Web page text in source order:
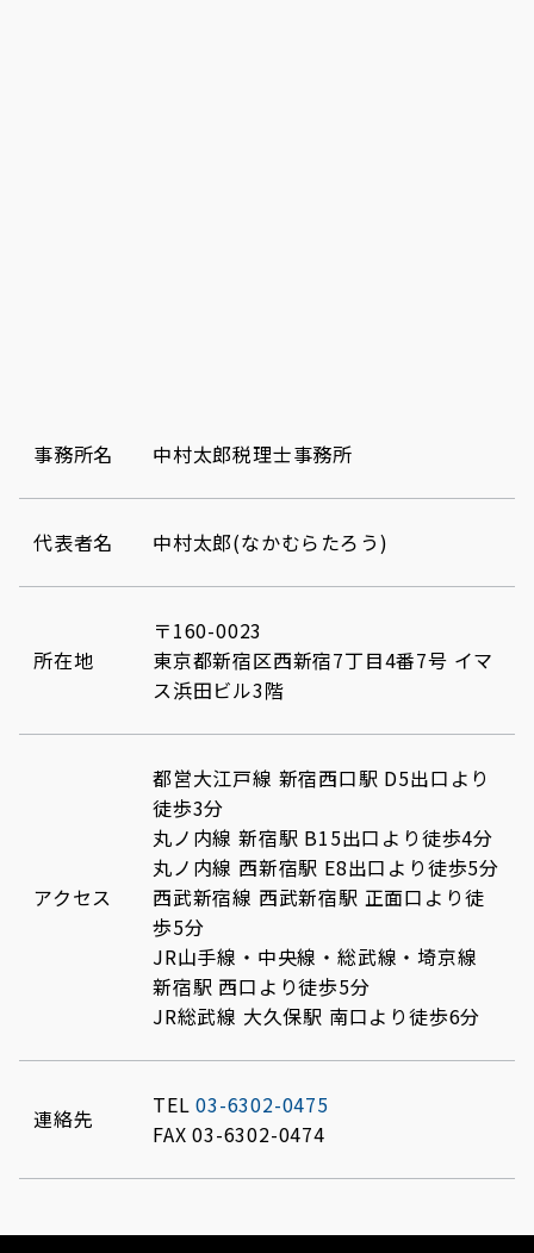
事務所名 中村太郎税理士事務所
代表者名 中村太郎(なかむらたろう)
所在地
〒160-0023
東京都新宿区西新宿7丁目4番7号 イマ
ス浜田ビル3階
アクセス
都営大江戸線 新宿西口駅 D5出口より
徒歩3分
丸ノ内線 新宿駅 B15出口より徒歩4分
丸ノ内線 西新宿駅 E8出口より徒歩5分
西武新宿線 西武新宿駅 正面口より徒
歩5分
JR山手線・中央線・総武線・埼京線
新宿駅 西口より徒歩5分
JR総武線 大久保駅 南口より徒歩6分
連絡先 TEL03-6302-0475
FAX 03-6302-0474